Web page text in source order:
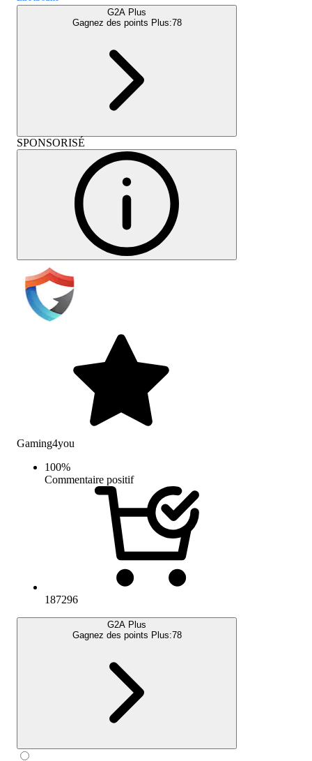
G2A Plus
Gagnez des points Plus:78
SPONSORISÉ
Gaming4you
100%
Commentaire positif
187296
G2A Plus
Gagnez des points Plus:78